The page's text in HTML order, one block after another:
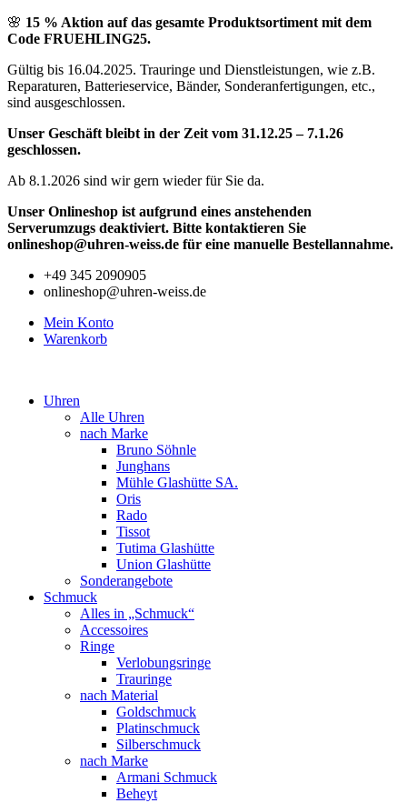
Zum
Inhalt
🌸 15 % Aktion auf das gesamte Produktsortiment mit dem
Code FRUEHLING25.
Gültig bis 16.04.2025. Trauringe und Dienstleistungen, wie z.B.
Reparaturen, Batterieservice, Bänder, Sonderanfertigungen, etc.,
sind ausgeschlossen.
Unser Geschäft bleibt in der Zeit vom 31.12.25 – 7.1.26
geschlossen.
Ab 8.1.2026 sind wir gern wieder für Sie da.
Unser Onlineshop ist aufgrund eines anstehenden
Serverumzugs deaktiviert. Bitte kontaktieren Sie
onlineshop@uhren-weiss.de für eine manuelle Bestellannahme.
+49 345 2090905
onlineshop@uhren-weiss.de
Mein Konto
Warenkorb
Uhren
Alle Uhren
nach Marke
Bruno Söhnle
Junghans
Mühle Glashütte SA.
Oris
Rado
Tissot
Tutima Glashütte
Union Glashütte
Sonderangebote
Schmuck
Alles in „Schmuck“
Accessoires
Ringe
Verlobungsringe
Trauringe
nach Material
Goldschmuck
Platinschmuck
Silberschmuck
nach Marke
Armani Schmuck
Beheyt